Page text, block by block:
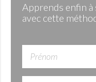
Apprends enfin
avec cette